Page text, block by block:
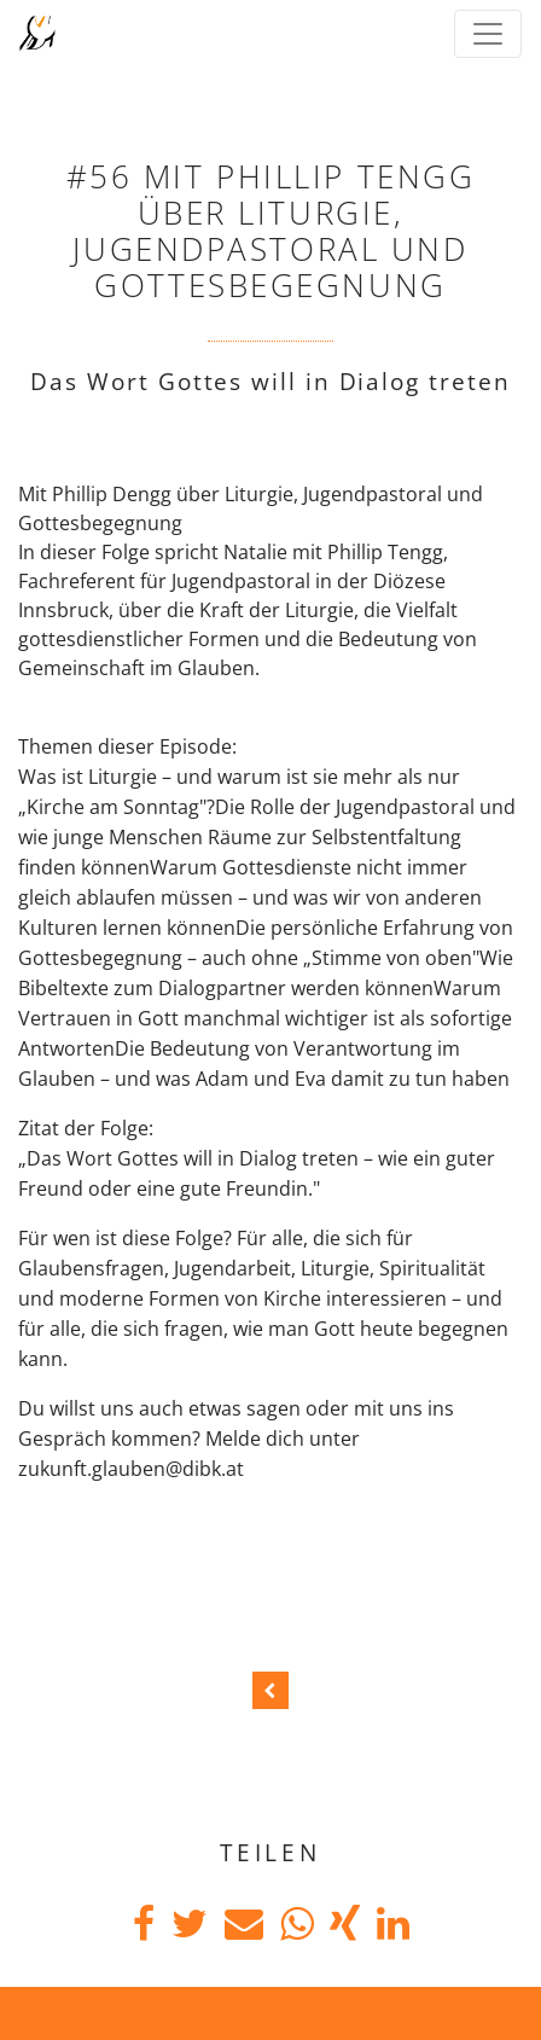
#56 MIT PHILLIP TENGG
ÜBER LITURGIE,
JUGENDPASTORAL UND
GOTTESBEGEGNUNG
Das Wort Gottes will in Dialog treten
Mit Phillip Dengg über Liturgie, Jugendpastoral und
Gottesbegegnung
In dieser Folge spricht Natalie mit Phillip Tengg,
Fachreferent für Jugendpastoral in der Diözese
Innsbruck, über die Kraft der Liturgie, die Vielfalt
gottesdienstlicher Formen und die Bedeutung von
Gemeinschaft im Glauben.
Themen dieser Episode:
Was ist Liturgie – und warum ist sie mehr als nur
„Kirche am Sonntag"?Die Rolle der Jugendpastoral und
wie junge Menschen Räume zur Selbstentfaltung
finden könnenWarum Gottesdienste nicht immer
gleich ablaufen müssen – und was wir von anderen
Kulturen lernen könnenDie persönliche Erfahrung von
Gottesbegegnung – auch ohne „Stimme von oben"Wie
Bibeltexte zum Dialogpartner werden könnenWarum
Vertrauen in Gott manchmal wichtiger ist als sofortige
AntwortenDie Bedeutung von Verantwortung im
Glauben – und was Adam und Eva damit zu tun haben
Zitat der Folge:
„Das Wort Gottes will in Dialog treten – wie ein guter
Freund oder eine gute Freundin."
Für wen ist diese Folge? Für alle, die sich für
Glaubensfragen, Jugendarbeit, Liturgie, Spiritualität
und moderne Formen von Kirche interessieren – und
für alle, die sich fragen, wie man Gott heute begegnen
kann.
Du willst uns auch etwas sagen oder mit uns ins
Gespräch kommen? Melde dich unter
⁠zukunft.glauben@dibk.at
TEILEN